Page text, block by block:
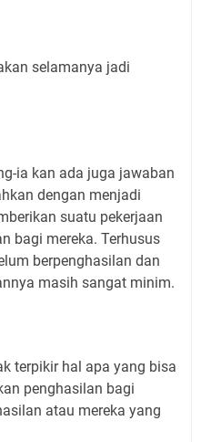
selamanya jadi
ia kan ada juga jawaban
dengan menjadi
suatu pekerjaan
bagi mereka. Terhusus
berpenghasilan dan
masih sangat minim.
terpikir hal apa yang bisa
penghasilan bagi
atau mereka yang